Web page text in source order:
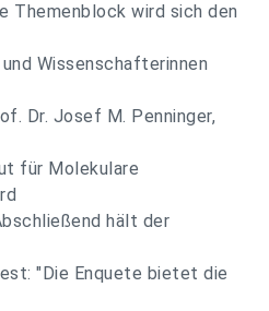
Themenblock wird sich den
Wissenschafterinnen
Dr. Josef M. Penninger,
für Molekulare
hält der
"Die Enquete bietet die